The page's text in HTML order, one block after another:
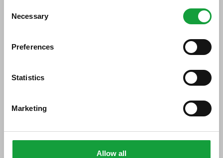
Selection
Necessary
Preferences
Statistics
Marketing
Allow all
emerse a Vinitaly, nel corso del convegno,
del vino, Outlook 2020'.
dell’Outlook 2020 per il settore del vino,
Resta aggiornato su tutte le ultime novita nel campo